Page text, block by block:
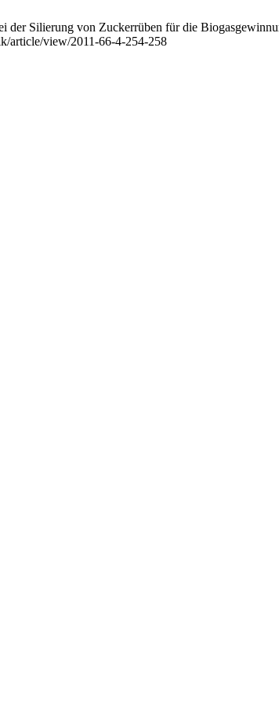
Silierung von Zuckerrüben für die
article/view/2011-66-4-254-258